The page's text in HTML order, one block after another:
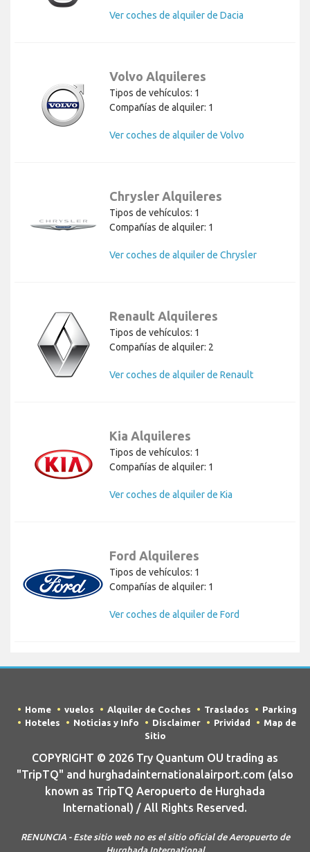
Ver coches de alquiler de Dacia
Volvo Alquileres
Tipos de vehículos: 1
Compañías de alquiler: 1
Ver coches de alquiler de Volvo
Chrysler Alquileres
Tipos de vehículos: 1
Compañías de alquiler: 1
Ver coches de alquiler de Chrysler
Renault Alquileres
Tipos de vehículos: 1
Compañías de alquiler: 2
Ver coches de alquiler de Renault
Kia Alquileres
Tipos de vehículos: 1
Compañías de alquiler: 1
Ver coches de alquiler de Kia
Ford Alquileres
Tipos de vehículos: 1
Compañías de alquiler: 1
Ver coches de alquiler de Ford
Home vuelos Alquiler de Coches Traslados
Parking
Hoteles
Noticias y Info Disclaimer Prividad
Map de
Sitio
COPYRIGHT © 2026 Try Quantum OU trading as
"TripTQ" and hurghadainternationalairport.com (also
known as TripTQ Aeropuerto de Hurghada
International) / All Rights Reserved.
RENUNCIA - Este sitio web no es el sitio oficial de Aeropuerto de
Hurghada International